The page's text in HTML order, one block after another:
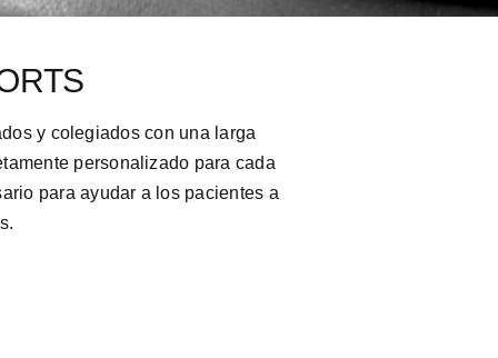
y colegiados con una larga
personalizado para cada
para ayudar a los pacientes a